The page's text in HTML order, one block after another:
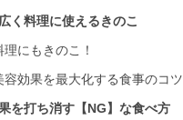
く料理に使えるきのこ
理にもきのこ！
容効果を最大化する食事のコツ
を打ち消す【NG】な食べ方